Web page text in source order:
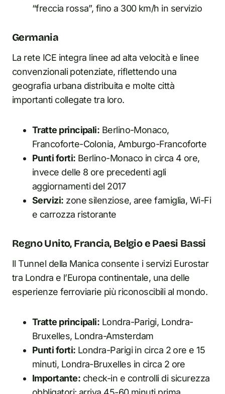
“freccia rossa”, fino a 300 km/h in servizio
Germania
La rete ICE integra linee ad alta velocità e linee
convenzionali potenziate, riflettendo una
geografia urbana distribuita e molte città
importanti collegate tra loro.
Tratte principali: Berlino-Monaco,
Francoforte-Colonia, Amburgo-Francoforte
Punti forti: Berlino-Monaco in circa 4 ore,
invece delle 8 ore precedenti agli
aggiornamenti del 2017
Servizi: zone silenziose, aree famiglia, Wi-Fi
e carrozza ristorante
Regno Unito, Francia, Belgio e Paesi Bassi
Il Tunnel della Manica consente i servizi Eurostar
tra Londra e l’Europa continentale, una delle
esperienze ferroviarie più riconoscibili al mondo.
Tratte principali: Londra-Parigi, Londra-
Bruxelles, Londra-Amsterdam
Punti forti: Londra-Parigi in circa 2 ore e 15
minuti, Londra-Bruxelles in circa 2 ore
Importante: check-in e controlli di sicurezza